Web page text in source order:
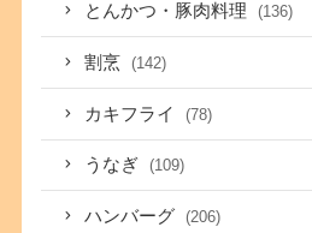
とんかつ・豚肉料理 (136)
割烹 (142)
カキフライ (78)
うなぎ (109)
ハンバーグ (206)